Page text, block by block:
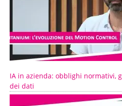
IA in azienda: obblighi normativi,
dei dati